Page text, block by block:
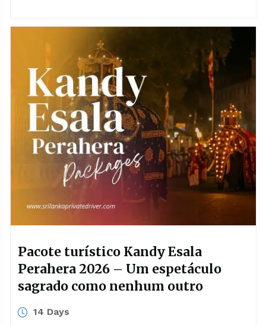
Pacote turístico Kandy Esala
Perahera 2026 – Um espetáculo
sagrado como nenhum outro
14 Days